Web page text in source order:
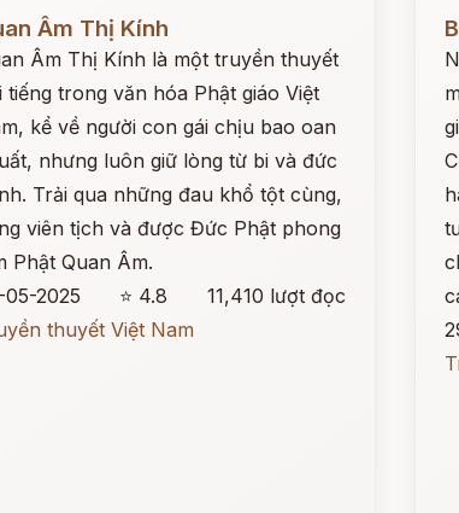
Âm Thị Kính
Âm Thị Kính là một truyền thuyết
tiếng trong văn hóa Phật giáo Việt
kể về người con gái chịu bao oan
nhưng luôn giữ lòng từ bi và đức
Trải qua những đau khổ tột cùng,
viên tịch và được Đức Phật phong
Phật Quan Âm.
05-2025
⭐ 4.8
11,410 lượt đọc
thuyết Việt Nam